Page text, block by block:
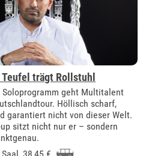
Teufel trägt Rollstuhl
geht Multitalent
Höllisch scharf,
garantiert nicht von dieser Welt.
sitzt nicht nur er – sondern